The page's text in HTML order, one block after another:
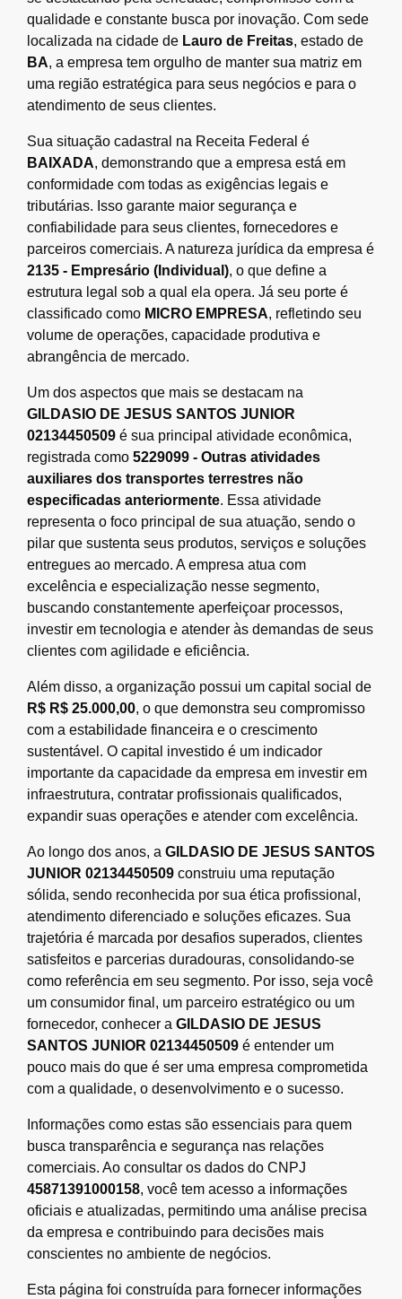
qualidade e constante busca por inovação. Com sede
localizada na cidade de Lauro de Freitas, estado de
BA, a empresa tem orgulho de manter sua matriz em
uma região estratégica para seus negócios e para o
atendimento de seus clientes.
Sua situação cadastral na Receita Federal é
BAIXADA, demonstrando que a empresa está em
conformidade com todas as exigências legais e
tributárias. Isso garante maior segurança e
confiabilidade para seus clientes, fornecedores e
parceiros comerciais. A natureza jurídica da empresa é
2135 - Empresário (Individual), o que define a
estrutura legal sob a qual ela opera. Já seu porte é
classificado como MICRO EMPRESA, refletindo seu
volume de operações, capacidade produtiva e
abrangência de mercado.
Um dos aspectos que mais se destacam na
GILDASIO DE JESUS SANTOS JUNIOR
02134450509 é sua principal atividade econômica,
registrada como 5229099 - Outras atividades
auxiliares dos transportes terrestres não
especificadas anteriormente. Essa atividade
representa o foco principal de sua atuação, sendo o
pilar que sustenta seus produtos, serviços e soluções
entregues ao mercado. A empresa atua com
excelência e especialização nesse segmento,
buscando constantemente aperfeiçoar processos,
investir em tecnologia e atender às demandas de seus
clientes com agilidade e eficiência.
Além disso, a organização possui um capital social de
R$ R$ 25.000,00, o que demonstra seu compromisso
com a estabilidade financeira e o crescimento
sustentável. O capital investido é um indicador
importante da capacidade da empresa em investir em
infraestrutura, contratar profissionais qualificados,
expandir suas operações e atender com excelência.
Ao longo dos anos, a GILDASIO DE JESUS SANTOS
JUNIOR 02134450509 construiu uma reputação
sólida, sendo reconhecida por sua ética profissional,
atendimento diferenciado e soluções eficazes. Sua
trajetória é marcada por desafios superados, clientes
satisfeitos e parcerias duradouras, consolidando-se
como referência em seu segmento. Por isso, seja você
um consumidor final, um parceiro estratégico ou um
fornecedor, conhecer a GILDASIO DE JESUS
SANTOS JUNIOR 02134450509 é entender um
pouco mais do que é ser uma empresa comprometida
com a qualidade, o desenvolvimento e o sucesso.
Informações como estas são essenciais para quem
busca transparência e segurança nas relações
comerciais. Ao consultar os dados do CNPJ
45871391000158, você tem acesso a informações
oficiais e atualizadas, permitindo uma análise precisa
da empresa e contribuindo para decisões mais
conscientes no ambiente de negócios.
Esta página foi construída para fornecer informações